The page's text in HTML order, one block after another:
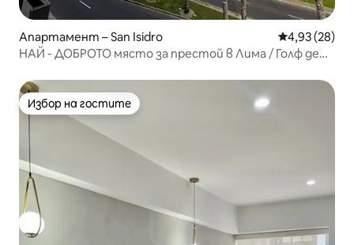
Апартамент – San Isidro Средна
4,93 (28)
НАЙ - ДОБРОТО място за престой в Лима / Голф де
Избор на гостите
Избор на гостите